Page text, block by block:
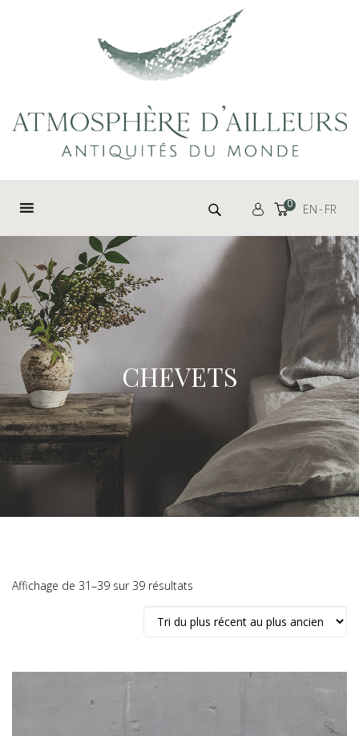
Rechercher : 0 EN FR
CHEVETS
Affichage de 31–39 sur 39 résultats
du
plus
récent
plus